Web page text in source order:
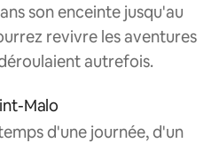
son enceinte jusqu'au
revivre les aventures
autrefois.
Malo
d'une journée, d'un